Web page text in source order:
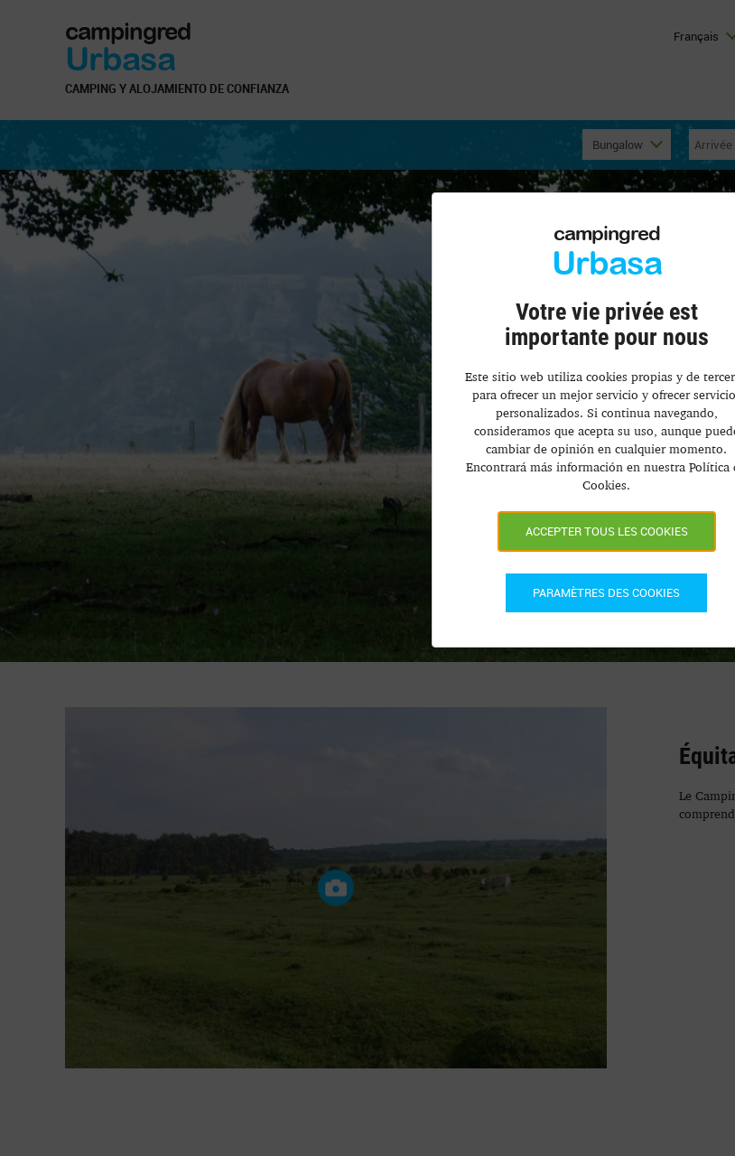
campingred
Urbasa
CAMPING Y ALOJAMIENTO DE CONFIANZA
Français
Bungalow
Le
campingred
Urbasa
Votre vie privée est
importante pour nous
Este sitio web utiliza cookies propias y de
para ofrecer un mejor servicio y ofrecer
personalizados. Si continua navegando,
consideramos que acepta su uso, aunque
cambiar de opinión en cualquier momento.
Encontrará más información en nuestra Política
Cookies.
ACCEPTER TOUS LES COOKIES
PARAMÈTRES DES COOKIES